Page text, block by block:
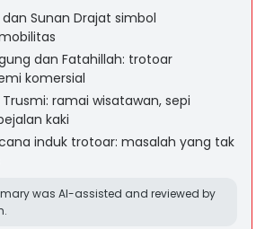
Sunan Drajat simbol
dan Fatahillah: trotoar
komersial
ramai wisatawan, sepi
kaki
induk trotoar: masalah yang tak
was AI-assisted and reviewed by